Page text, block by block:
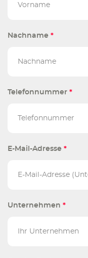
Nachname *
Telefonnummer *
E-Mail-Adresse *
Unternehmen *